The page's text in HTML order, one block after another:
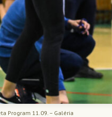
Program 11.09. – Galéria